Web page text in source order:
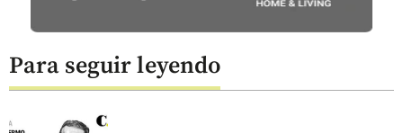
Para seguir leyendo